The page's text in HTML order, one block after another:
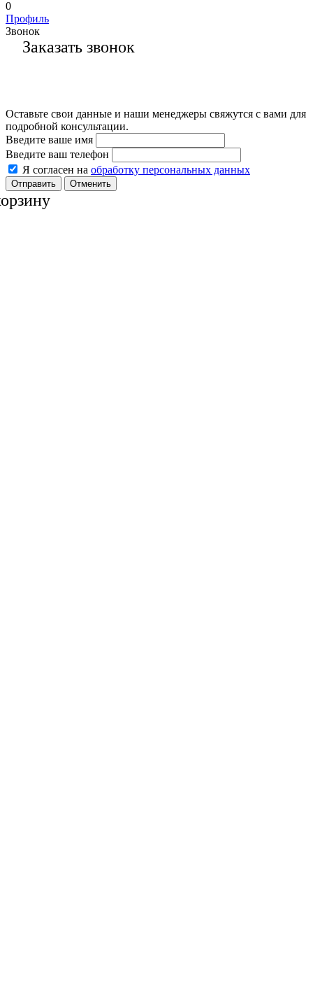
0
Профиль
Звонок
Заказать звонок
Оставьте свои данные и наши менеджеры свяжутся с вами для
подробной консультации.
Введите ваше имя
Введите ваш телефон
Я согласен на обработку персональных данных
Отменить